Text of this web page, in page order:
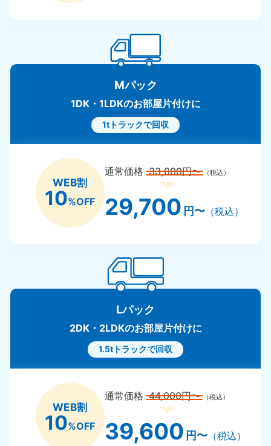
Mパック
1DK・1LDKのお部屋片付けに
1tトラックで回収
WEB割
10%OFF
通常価格33,000円〜 （税込）
29,700 円〜（税込）
Lパック
2DK・2LDKのお部屋片付けに
1.5tトラックで回収
WEB割
10%OFF
通常価格44,000円〜 （税込）
39,600 円〜（税込）